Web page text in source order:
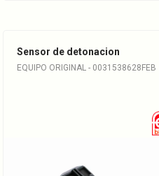
Sensor de detonacion
EQUIPO ORIGINAL - 0031538628FEB